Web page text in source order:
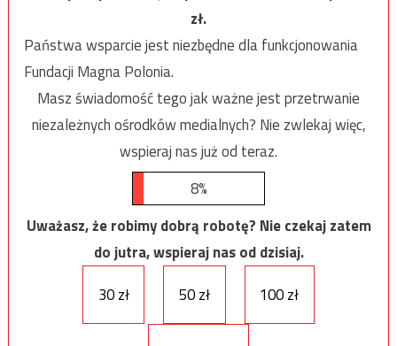
zł.
Państwa wsparcie jest niezbędne dla funkcjonowania
Fundacji Magna Polonia.
Masz świadomość tego jak ważne jest przetrwanie
niezależnych ośrodków medialnych? Nie zwlekaj więc,
wspieraj nas już od teraz.
8%
Uważasz, że robimy dobrą robotę? Nie czekaj zatem
do jutra, wspieraj nas od dzisiaj.
30 zł
50 zł 100 zł